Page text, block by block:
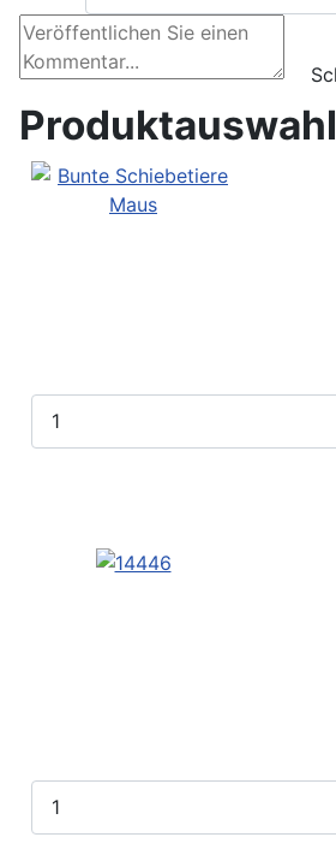
Produktauswahl